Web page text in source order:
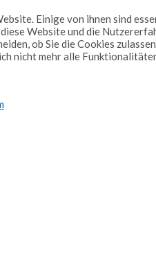
Einige von ihnen sind
Website und die
ob Sie die Cookies
nicht mehr alle